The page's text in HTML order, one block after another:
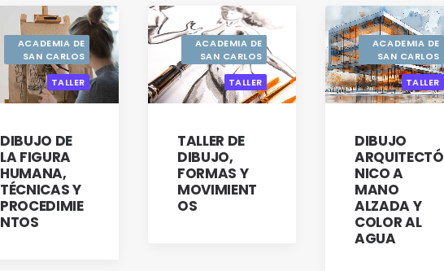
ACADEMIA DE
SAN CARLOS
TALLER
DIBUJO DE
LA FIGURA
HUMANA,
TÉCNICAS Y
PROCEDIMIE
NTOS
ACADEMIA DE
SAN CARLOS
TALLER
TALLER DE
DIBUJO,
FORMAS Y
MOVIMIENT
OS
ACADEMIA DE
SAN CARLOS
TALLER
DIBUJO
ARQUITECTÓ
NICO A
MANO
ALZADA Y
COLOR AL
AGUA